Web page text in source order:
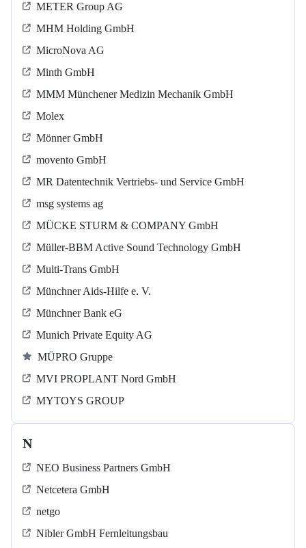
METER Group AG
MHM Holding GmbH
MicroNova AG
Minth GmbH
MMM Münchener Medizin Mechanik GmbH
Molex
Mönner GmbH
movento GmbH
MR Datentechnik Vertriebs- und Service GmbH
msg systems ag
MÜCKE STURM & COMPANY GmbH
Müller-BBM Active Sound Technology GmbH
Multi-Trans GmbH
Münchner Aids-Hilfe e. V.
Münchner Bank eG
Munich Private Equity AG
MÜPRO Gruppe
MVI PROPLANT Nord GmbH
MYTOYS GROUP
N
NEO Business Partners GmbH
Netcetera GmbH
netgo
Nibler GmbH Fernleitungsbau